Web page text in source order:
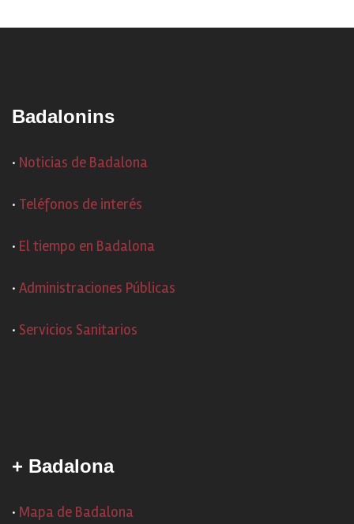
Badalonins
· Noticias de Badalona
· Teléfonos de interés
· El tiempo en Badalona
· Administraciones Públicas
· Servicios Sanitarios
+ Badalona
· Mapa de Badalona